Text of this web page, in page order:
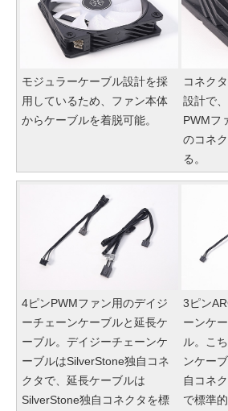
モジュラーケーブル設計を採
用しているため、ファン本体
からケーブルを着脱可能。
コネク
設計で
PWMフ
のコネ
る。
4ピンPWMファン用のデイジ
ーチェーンケーブルと延長ケ
ーブル。デイジーチェーンケ
ーブルはSilverStone独自コネ
クタで、延長ケーブルは
SilverStone独自コネクタを標
3ピン
ーンケ
ル。こ
ンケー
自コネ
で標準